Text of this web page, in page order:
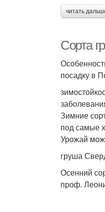
читать
Сорта
посадку в
Зимние
под самые
Урожай
груша
Осенний
проф.